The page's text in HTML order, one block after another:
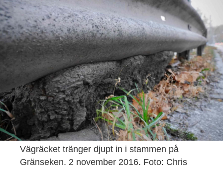
Vägräcket tränger djupt in i stammen på
Gränseken. 2 november 2016. Foto: Chris